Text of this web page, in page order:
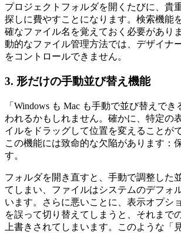
プロジェクトフォルダを開くたびに、貴
探しに費やすことになります。検索機能
確なファイル名を覚えておく必要があり
動的なファイル管理方法では、デザイナ
をコントロールできません。
3. 形だけの手動並び替え機能
「Windows も Mac も手動で並び替えで
われるかもしれません。確かに、特定の
イルをドラッグして位置を変えることが
この機能には致命的な欠陥があります：
す。
フォルダを開き直すと、手動で調整した
てしまい、ファイルはシステムのデフォ
います。さらに悪いことに、表示オプシ
を誤って切り替えてしまうと、それまで
上書きされてしまいます。このような「